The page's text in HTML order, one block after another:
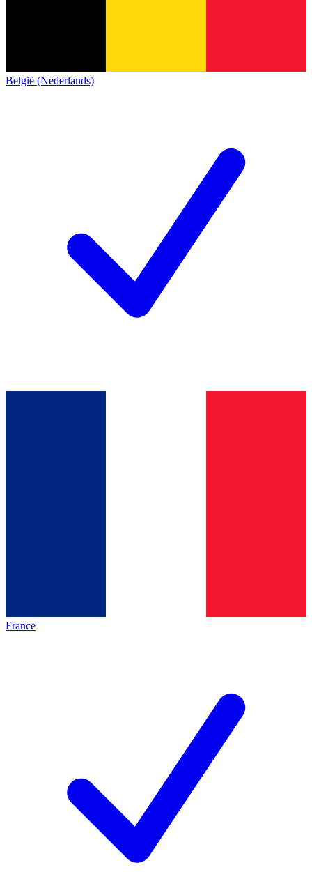
België (Nederlands)
France